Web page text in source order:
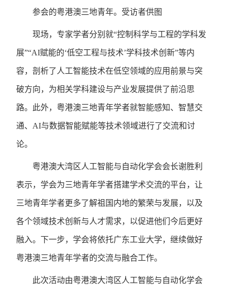
参会的粤港澳三地青年。受访者供图
现场，专家学者分别就“控制科学与工程的学科发
展”“AI赋能的‘低空工程与技术’学科技术创新”等内
容，剖析了人工智能技术在低空领域的应用前景与突
破方向，为相关学科建设与产业发展提供了前沿思
路。此外，粤港澳三地青年学者就智能感知、智慧交
通、AI与数据智能赋能等技术领域进行了交流和讨
论。
粤港澳大湾区人工智能与自动化学会会长谢胜利
表示，学会为三地青年学者搭建学术交流的平台，让
三地青年学者更多了解祖国内地的繁荣与发展，以及
各个领域技术创新与人才需求，以促进他们今后更好
融入。下一步，学会将依托广东工业大学，继续做好
粤港澳三地青年学者的交流与融合工作。
此次活动由粤港澳大湾区人工智能与自动化学会